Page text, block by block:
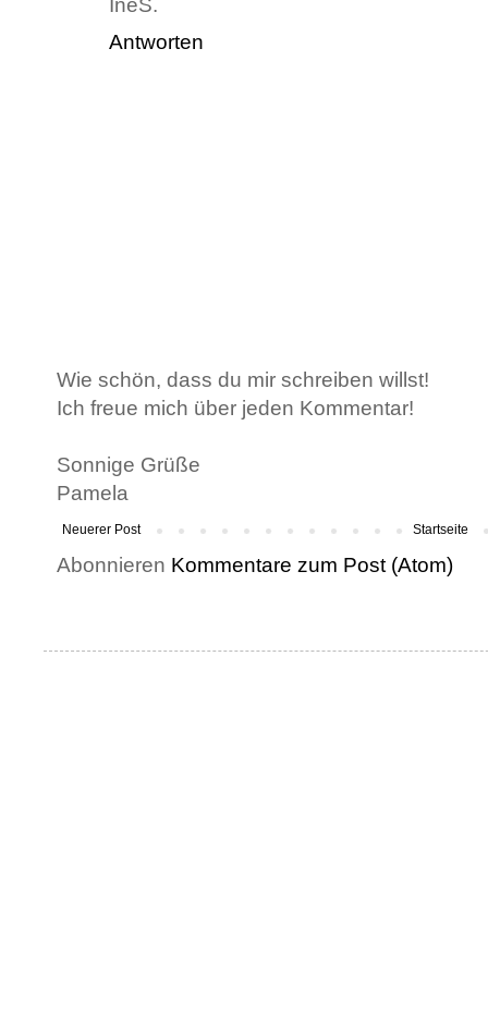
Antworten
Wie schön, dass du mir schreiben willst!
Ich freue mich über jeden Kommentar!
Sonnige Grüße
Pamela
Neuerer Post Startseite
Abonnieren Kommentare zum Post (Atom)